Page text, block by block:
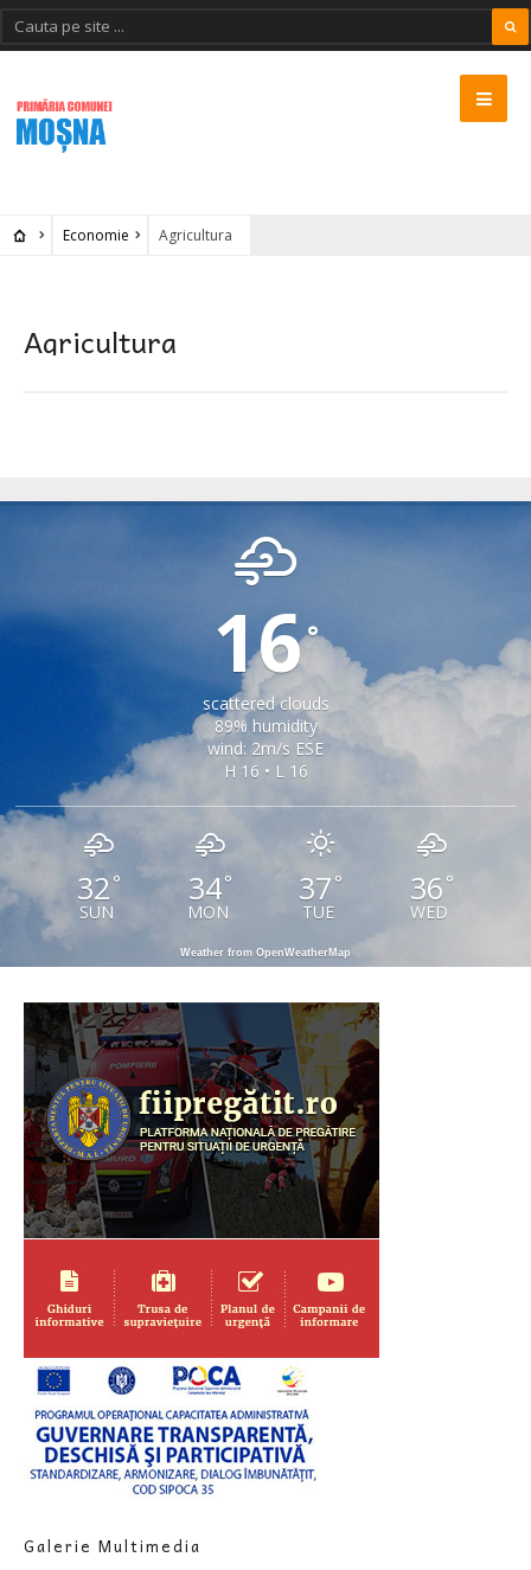
Economie Agricultura
Agricultura
16°
scattered clouds
89% humidity
wind: 2m/s ESE
H 16 • L 16
32 °
SUN
34°
MON
37 °
TUE
36 °
WED
Weather from OpenWeatherMap
Galerie Multimedia